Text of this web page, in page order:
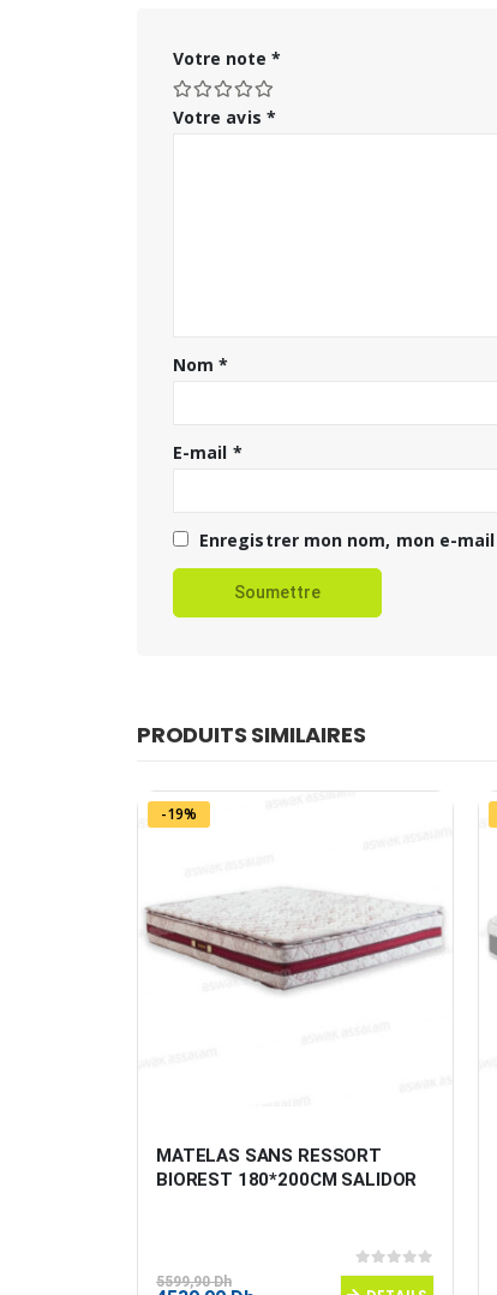
Votre note *
Votre avis *
Nom*
E-mail *
Enregistrer mon nom, mon e-
PRODUITS SIMILAIRES
-19%
MATELAS SANS RESSORT
BIOREST 180*200CM SALIDOR
0sur 5
5599,90Dh